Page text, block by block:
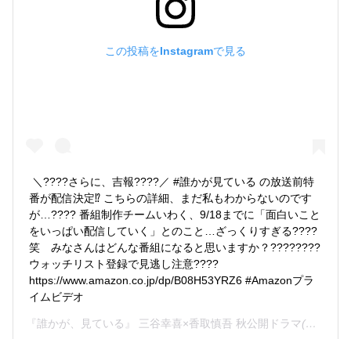
この投稿をInstagramで見る
＼????さらに、吉報????／ #誰かが見ている の放送前特
番が配信決定️⁉ こちらの詳細、まだ私もわからないのです
が…???? 番組制作チームいわく、9/18までに「面白いこと
をいっぱい配信していく」とのこと…ざっくりすぎる????
笑　みなさんはどんな番組になると思いますか？????????
ウォッチリスト登録で見逃し注意????
https://www.amazon.co.jp/dp/B08H53YRZ6 #Amazonプラ
イムビデオ
『誰かが、見ている』 三谷幸喜×香取慎吾 秋公開ドラマ(@darekagamiteiru)がシェアした投稿 -